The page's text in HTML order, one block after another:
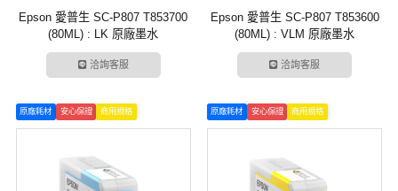
Epson 愛普生 SC-P807 T853700
(80ML) : LK 原廠墨水
洽詢客服
Epson 愛普生 SC-P807 T853600
(80ML) : VLM 原廠墨水
洽詢客服
原廠耗材 安心保證 商用規格 原廠耗材 安心保證 商用規格